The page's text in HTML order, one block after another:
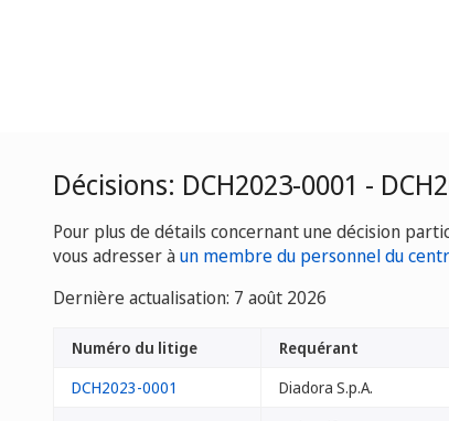
Décisions: DCH2023-0001 -
Pour plus de détails concernant une décision
vous adresser àun membre du personnel du
Dernière actualisation: 7 août 2026
Numéro du litige Requérant
DCH2023-0001
Diadora S.p.A.